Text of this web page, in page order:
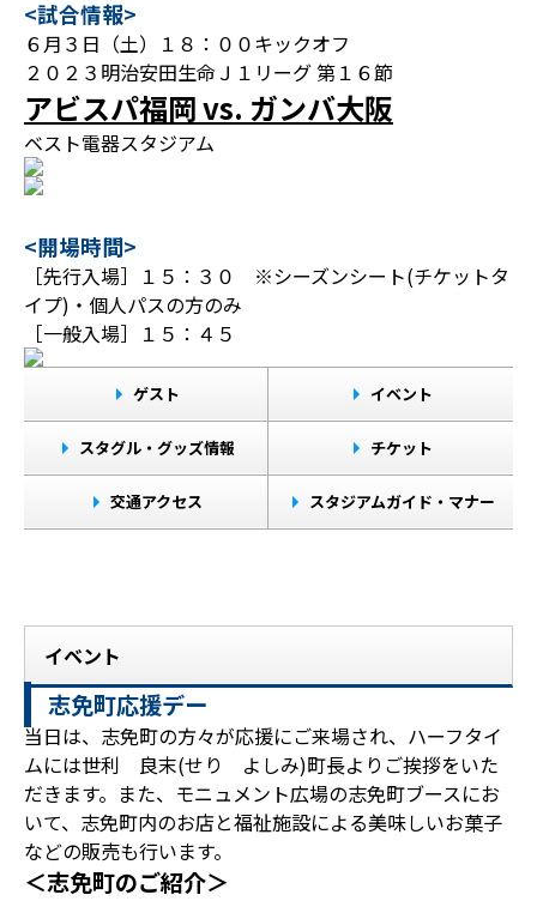
<試合情報>
６月３日（土）１８：００キックオフ
２０２３明治安田生命Ｊ１リーグ 第１６節
アビスパ福岡 vs. ガンバ大阪
ベスト電器スタジアム
<開場時間>
［先行入場］１５：３０ ※シーズンシート(チケットタ
イプ)・個人パスの方のみ
［一般入場］１５：４５
ゲスト イベント
スタグル・グッズ情報 チケット
交通アクセス スタジアムガイド・マナー
イベント
志免町応援デー
当日は、志免町の方々が応援にご来場され、ハーフタイ
ムには世利 良末(せり よしみ)町長よりご挨拶をいた
だきます。また、モニュメント広場の志免町ブースにお
いて、志免町内のお店と福祉施設による美味しいお菓子
などの販売も行います。
＜志免町のご紹介＞